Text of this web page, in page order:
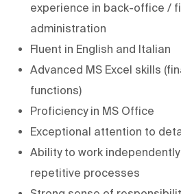
experience in back-office /
administration
Fluent in English and Italian
Advanced MS Excel skills
functions)
Proficiency in MS Office
Exceptional attention to
Ability to work
repetitive processes